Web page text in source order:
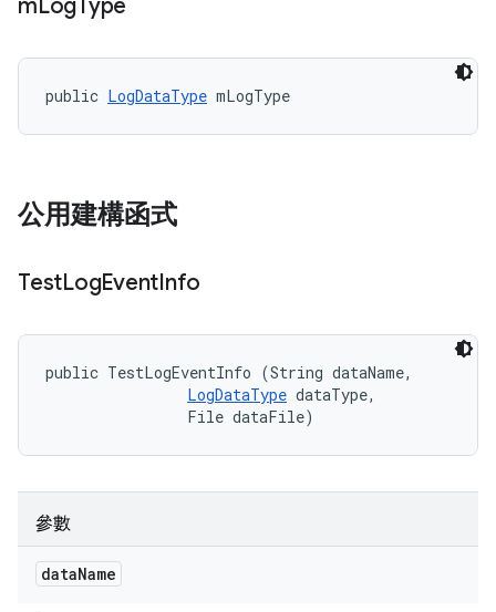
mLog Type
public LogDataType mLogType
公用建構函式
TestLogEventInfo
public TestLogEventInfo (String dataName,
LogDataType dataType,
                File dataFile)
參數
dataName